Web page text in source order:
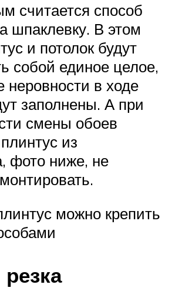
считается способ
шпаклевку. В этом
и потолок будут
собой единое целое,
неровности в ходе
заполнены. А при
смены обоев
из
фото ниже, не
можно крепить